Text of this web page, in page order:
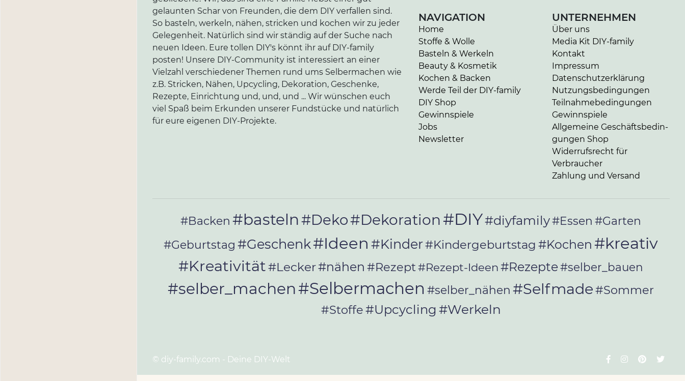
gelaunten Schar von Freunden, die dem DIY verfallen sind.
So basteln, werkeln, nähen, stricken und kochen wir zu jeder
Gelegenheit. Natürlich sind wir ständig auf der Suche nach
neuen Ideen. Eure tollen DIY's könnt ihr auf DIY-family
posten! Unsere DIY-Community ist interessiert an einer
Vielzahl verschiedener Themen rund ums Selbermachen wie
z.B. Stricken, Nähen, Upcycling, Dekoration, Geschenke,
Rezepte, Einrichtung und, und, und ... Wir wünschen euch
viel Spaß beim Erkunden unserer Fundstücke und natürlich
für eure eigenen DIY-Projekte.
NAVIGATION
Home
Stoffe & Wolle
Basteln & Werkeln
Beauty & Kosmetik
Kochen & Backen
Werde Teil der DIY-family
DIY Shop
Gewinnspiele
Jobs
Newsletter
UNTERNEHMEN
Über uns
Media Kit DIY-family
Kontakt
Impressum
Da­ten­schutz­er­klä­rung
Nut­zungs­be­din­gun­gen
Teil­nah­me­be­din­gun­gen
Gewinnspiele
Allgemeine Ge­schäfts­be­din­
gun­gen Shop
Widerrufsrecht für
Verbraucher
Zahlung und Versand
#Backen #basteln#Deko#Dekoration #DIY#diyfamily#Essen #Garten
#Geburtstag #Geschenk#Ideen #Kinder#Kindergeburtstag #Kochen #kreativ
#Kreativität#Lecker#nähen #Rezept#Rezept-Ideen #Rezepte#selber_bauen
#selber_machen#Selbermachen #selber_nähen #Selfmade#Sommer
#Stoffe#Upcycling #Werkeln
© diy-family.com - Deine DIY-Welt